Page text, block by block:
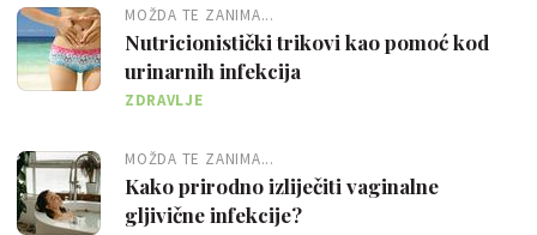
MOŽDA TE ZANIMA...
Nutricionistički trikovi kao pomoć kod
urinarnih infekcija
ZDRAVLJE
MOŽDA TE ZANIMA...
Kako prirodno izliječiti vaginalne
gljivične infekcije?